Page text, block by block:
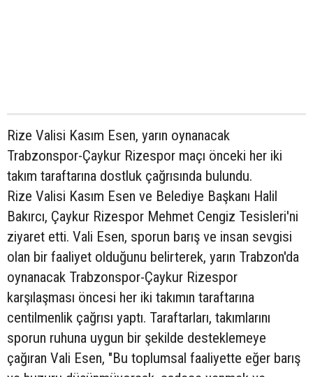
Rize Valisi Kasım Esen, yarın oynanacak
Trabzonspor-Çaykur Rizespor maçı önceki her iki
takım taraftarına dostluk çağrısında bulundu.
Rize Valisi Kasım Esen ve Belediye Başkanı Halil
Bakırcı, Çaykur Rizespor Mehmet Cengiz Tesisleri'ni
ziyaret etti. Vali Esen, sporun barış ve insan sevgisi
olan bir faaliyet olduğunu belirterek, yarın Trabzon'da
oynanacak Trabzonspor-Çaykur Rizespor
karşılaşması öncesi her iki takımın taraftarına
centilmenlik çağrısı yaptı. Taraftarları, takımlarını
sporun ruhuna uygun bir şekilde desteklemeye
çağıran Vali Esen, "Bu toplumsal faaliyette eğer barış